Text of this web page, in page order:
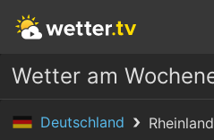
Wetter am
Deutschland